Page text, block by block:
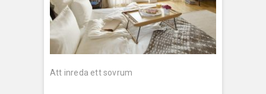
Inläggsnavigering
Att inreda ett sovrum